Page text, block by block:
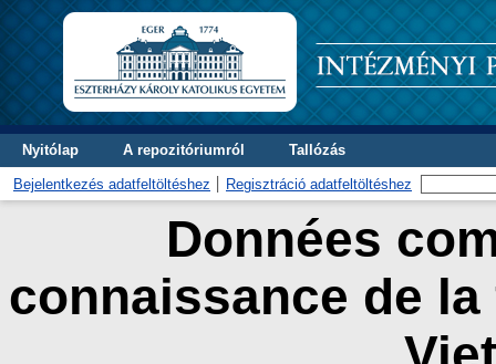
Nyitólap A repozitóriumról Tallózás
Bejelentkezés adatfeltöltéshez Regisztráció adatfeltöltéshez
Données
connaissance de